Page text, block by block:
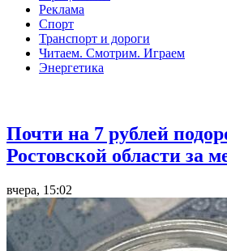
Реклама
Спорт
Транспорт и дороги
Читаем. Смотрим. Играем
Энергетика
Почти на 7 рублей
Ростовской области за
вчера, 15:02